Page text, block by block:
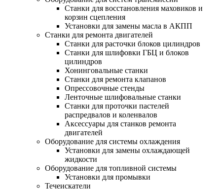
Станки для восстановления маховиков и
корзин сцепления
Установки для замены масла в АКПП
Станки для ремонта двигателей
Станки для расточки блоков цилиндров
Станки для шлифовки ГБЦ и блоков
цилиндров
Хонинговальные станки
Станки для ремонта клапанов
Опрессовочные стенды
Ленточные шлифовальные станки
Станки для проточки пастелей
распредвалов и коленвалов
Аксессуары для станков ремонта
двигателей
Оборудование для системы охлаждения
Установки для замены охлаждающей
жидкости
Оборудование для топливной системы
Установки для промывки
Течеискатели